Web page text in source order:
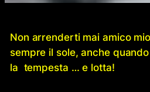
Non arrenderti mai amico
sempre il sole, anche
la tempesta … e lotta!